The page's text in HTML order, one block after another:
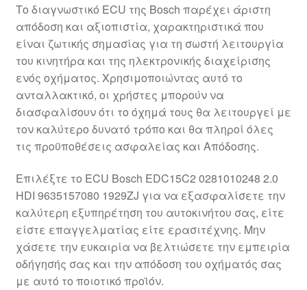
Παγκόσμια αποστολή
Παράπονα
πληρωμές
Πολιτική Απορρήτου
Σχετικά με εμάς
Το διαγνωστικό ECU της Bosch παρέχει άριστη
απόδοση και αξιοπιστία, χαρακτηριστικά που
είναι ζωτικής σημασίας για τη σωστή λειτουργία
του κινητήρα και της ηλεκτρονικής διαχείρισης
ενός οχήματος. Χρησιμοποιώντας αυτό το
ανταλλακτικό, οι χρήστες μπορούν να
διασφαλίσουν ότι το όχημά τους θα λειτουργεί με
τον καλύτερο δυνατό τρόπο και θα πληροί όλες
τις προϋποθέσεις ασφαλείας και Απόδοσης.
Επιλέξτε το ECU Bosch EDC15C2 0281010248 2.0
HDI 9635157080 1929ZJ για να εξασφαλίσετε την
καλύτερη εξυπηρέτηση του αυτοκινήτου σας, είτε
είστε επαγγελματίας είτε ερασιτέχνης. Μην
χάσετε την ευκαιρία να βελτιώσετε την εμπειρία
οδήγησής σας και την απόδοση του οχήματός σας
με αυτό το ποιοτικό προϊόν.